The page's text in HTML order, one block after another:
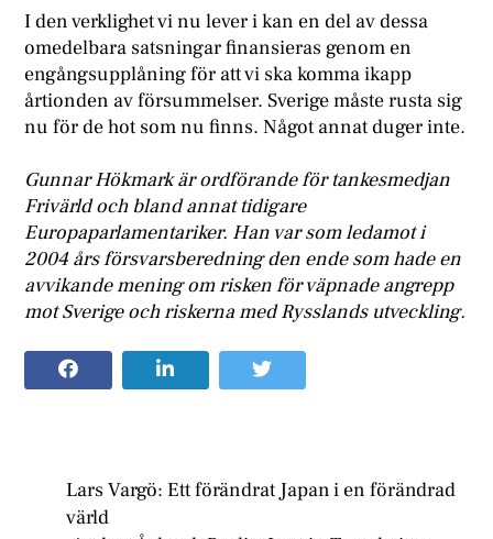
I den verklighet vi nu lever i kan en del av dessa
omedelbara satsningar finansieras genom en
engångsupplåning för att vi ska komma ikapp
årtionden av försummelser. Sverige måste rusta sig
nu för de hot som nu finns. Något annat duger inte.
Gunnar Hökmark är ordförande för tankesmedjan
Frivärld och bland annat tidigare
Europaparlamentariker. Han var som ledamot i
2004 års försvarsberedning den ende som hade en
avvikande mening om risken för väpnade angrepp
mot Sverige och riskerna med Rysslands utveckling.
Lars Vargö: Ett förändrat Japan i en förändrad
värld